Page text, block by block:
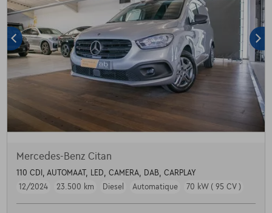
Mercedes-Benz Citan
110 CDI, AUTOMAAT, LED, CAMERA, DAB, CARPLAY
12/2024
23.500 km Diesel Automatique 70 kW ( 95 CV )